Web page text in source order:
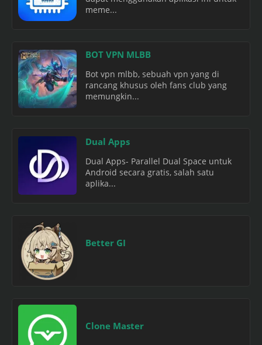
meme...
BOT VPN MLBB
Bot vpn mlbb, sebuah vpn yang di
rancang khusus oleh fans club yang
memungkin...
Dual Apps
Dual Apps- Parallel Dual Space untuk
Android secara gratis, salah satu
aplika...
Better GI
Clone Master